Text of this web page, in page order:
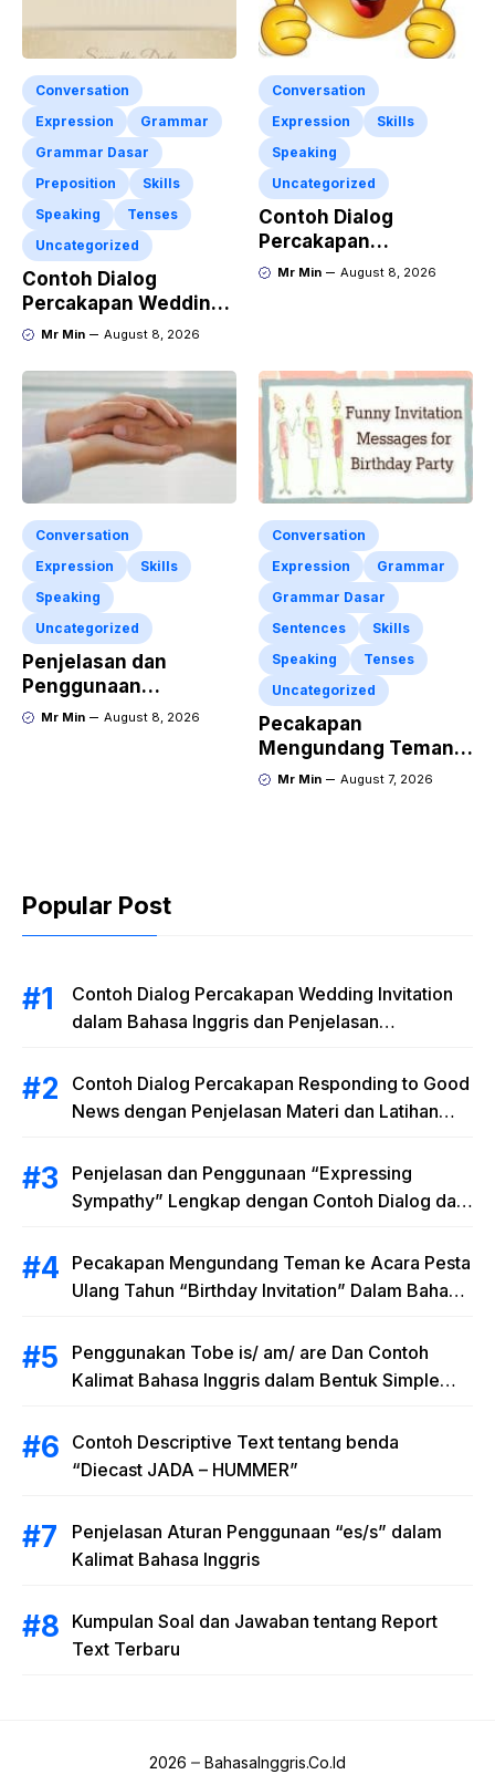
Conversation
Expression
Grammar
Grammar Dasar
Preposition
Skills
Speaking
Tenses
Uncategorized
Contoh Dialog
Percakapan Wedding
Invitation dalam
Penjelasan
Terlengkap
Mr Min August 8, 2026
Conversation
Expression
Skills
Speaking
Uncategorized
Contoh Dialog
Percakapan
Responding to Good
Mr Min August 8, 2026
Conversation
Expression
Skills
Speaking
Uncategorized
Penjelasan dan
Penggunaan
“Expressing
Mr Min August 8, 2026
Conversation
Expression
Grammar
Grammar Dasar
Sentences
Skills
Speaking
Tenses
Uncategorized
Pecakapan
Mengundang Teman
ke Acara Pesta Ulang
Mr Min August 7, 2026
Popular Post
Contoh Dialog Percakapan Wedding Invitation
dalam Bahasa Inggris dan Penjelasan
Contoh Dialog Percakapan Responding to Good
News dengan Penjelasan Materi dan Latihan
Penjelasan dan Penggunaan “Expressing
Sympathy” Lengkap dengan Contoh Dialog dan
Pecakapan Mengundang Teman ke Acara Pesta
Ulang Tahun “Birthday Invitation” Dalam Bahasa
Penggunakan Tobe is/ am/ are Dan Contoh
Kalimat Bahasa Inggris dalam Bentuk Simple
Contoh Descriptive Text tentang benda
“Diecast JADA – HUMMER”
Penjelasan Aturan Penggunaan “es/s” dalam
Kalimat Bahasa Inggris
Kumpulan Soal dan Jawaban tentang Report
Text Terbaru
2026 BahasaInggris.Co.Id